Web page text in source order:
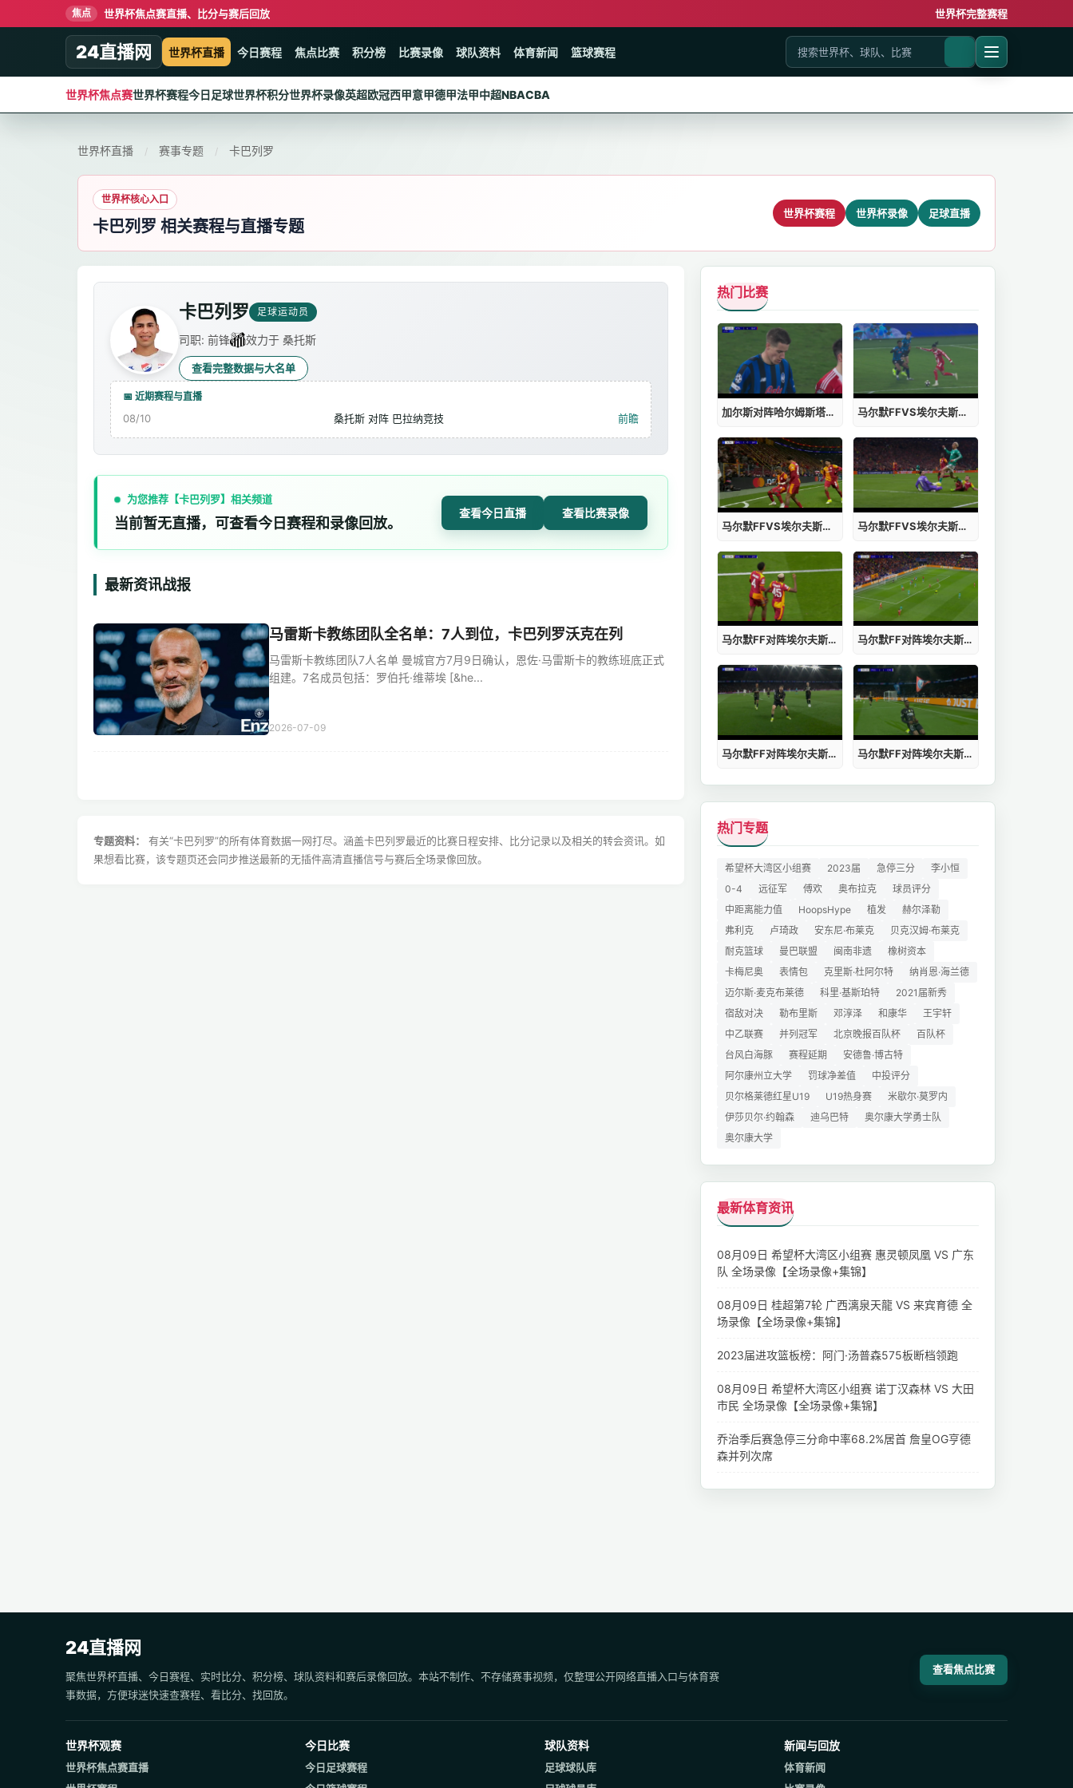
焦点 世界杯焦点赛直播、比分与赛后回放 世界杯完整赛程
24直播网 世界杯直播 今日赛程 焦点比赛 积分榜 比赛录像 球队资料 体育新闻 篮球赛程
世界杯焦点赛世界杯赛程今日足球世界杯积分世界杯录像英超欧冠西甲意甲德甲法甲中超NBACBA
世界杯直播 / 赛事专题 / 卡巴列罗
世界杯核心入口
卡巴列罗 相关赛程与直播专题
世界杯赛程 世界杯录像 足球直播
卡巴列罗 足球运动员
司职: 前锋 效力于 桑托斯
查看完整数据与大名单
📅 近期赛程与直播
08/10 桑托斯 对阵 巴拉纳竞技 前瞻
为您推荐【卡巴列罗】相关频道
当前暂无直播，可查看今日赛程和录像回放。
查看今日直播 查看比赛录像
最新资讯战报
马雷斯卡教练团队全名单：7人到位，卡巴列罗沃克在列
马雷斯卡教练团队7人名单 曼城官方7月9日确认，恩佐·马雷斯卡的教练班底正式
组建。7名成员包括：罗伯托·维蒂埃 [&he...
2026-07-09
专题资料：
有关“卡巴列罗”的所有体育数据一网打尽。涵盖卡巴列罗最近的比赛日程安排、比分记录以及相关的转会资讯。如
果想看比赛，该专题页还会同步推送最新的无插件高清直播信号与赛后全场录像回放。
热门比赛
加尔斯对阵哈尔姆斯塔德直播时间 马尔默FFVS埃尔夫斯堡无插件
马尔默FFVS埃尔夫斯堡回放 马尔默FFVS埃尔夫斯堡入口
马尔默FF对阵埃尔夫斯堡录像 马尔默FF对阵埃尔夫斯堡哪里看
马尔默FF对阵埃尔夫斯堡免费观看 马尔默FF对阵埃尔夫斯堡在线直播
热门专题
希望杯大湾区小组赛 2023届 急停三分
李小恒
0-4
远征军 傅欢 奥布拉克
球员评分
中距离能力值
HoopsHype 植发
赫尔泽勒
弗利克
卢琦政 安东尼·布莱克
贝克汉姆·布莱克
耐克篮球
曼巴联盟 闽南非遗
橡树资本
卡梅尼奥
表情包 克里斯·杜阿尔特
纳肖恩·海兰德
迈尔斯·麦克布莱德
科里·基斯珀特
2021届新秀
宿敌对决
勒布里斯 邓淳泽 和康华
王宇轩
中乙联赛
并列冠军 北京晚报百队杯
百队杯
台风白海豚
赛程延期
安德鲁·博古特
阿尔康州立大学
罚球净差值
中投评分
贝尔格莱德红星U19
U19热身赛
米歇尔·莫罗内
伊莎贝尔·约翰森
迪乌巴特
奥尔康大学勇士队
奥尔康大学
最新体育资讯
08月09日 希望杯大湾区小组赛 惠灵顿凤凰 VS 广东
队 全场录像【全场录像+集锦】
08月09日 桂超第7轮 广西漓泉天龍 VS 来宾育德 全
场录像【全场录像+集锦】
2023届进攻篮板榜：阿门·汤普森575板断档领跑
08月09日 希望杯大湾区小组赛 诺丁汉森林 VS 大田
市民 全场录像【全场录像+集锦】
乔治季后赛急停三分命中率68.2%居首 詹皇OG亨德
森并列次席
24直播网
聚焦世界杯直播、今日赛程、实时比分、积分榜、球队资料和赛后录像回放。本站不制作、不存储赛事视频，仅整理公开网络直播入口与体育赛
事数据，方便球迷快速查赛程、看比分、找回放。
查看焦点比赛
世界杯观赛
世界杯焦点赛直播
今日比赛
今日足球赛程
球队资料
足球球队库
新闻与回放
体育新闻